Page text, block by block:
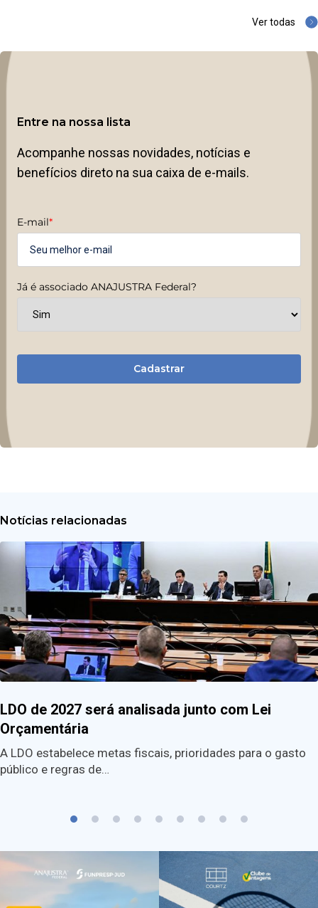
Ver todas
Entre na nossa lista
Acompanhe nossas novidades, notícias e
benefícios direto na sua caixa de e-mails.
E-mail*
Já é associado ANAJUSTRA Federal?
Cadastrar
Notícias relacionadas
LDO de 2027 será analisada junto com Lei
Orçamentária
A LDO estabelece metas fiscais, prioridades para o gasto
público e regras de…